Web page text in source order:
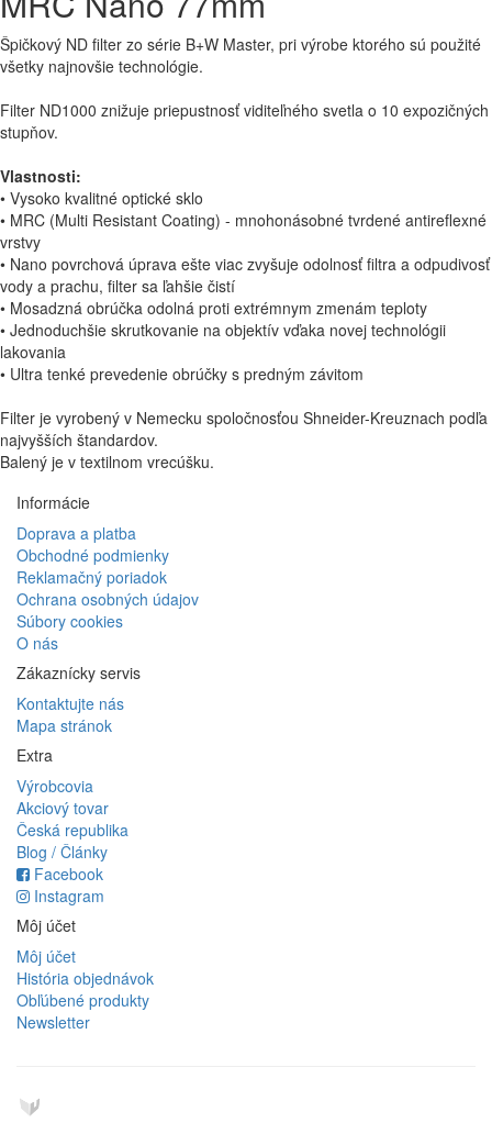
Špičkový ND filter zo série B+W Master, pri výrobe ktorého sú použité
všetky najnovšie technológie.
Filter ND1000 znižuje priepustnosť viditeľného svetla o 10 expozičných
stupňov.
Vlastnosti:
• Vysoko kvalitné optické sklo
• MRC (Multi Resistant Coating) - mnohonásobné tvrdené antireflexné
vrstvy
• Nano povrchová úprava ešte viac zvyšuje odolnosť filtra a odpudivosť
vody a prachu, filter sa ľahšie čistí
• Mosadzná obrúčka odolná proti extrémnym zmenám teploty
• Jednoduchšie skrutkovanie na objektív vďaka novej technológii
lakovania
• Ultra tenké prevedenie obrúčky s predným závitom
Filter je vyrobený v Nemecku spoločnosťou Shneider-Kreuznach podľa
najvyšších štandardov.
Balený je v textilnom vrecúšku.
Informácie
Doprava a platba
Obchodné podmienky
Reklamačný poriadok
Ochrana osobných údajov
Súbory cookies
O nás
Zákaznícky servis
Kontaktujte nás
Mapa stránok
Extra
Výrobcovia
Akciový tovar
Česká republika
Blog / Články
Facebook
Instagram
Môj účet
Môj účet
História objednávok
Obľúbené produkty
Newsletter